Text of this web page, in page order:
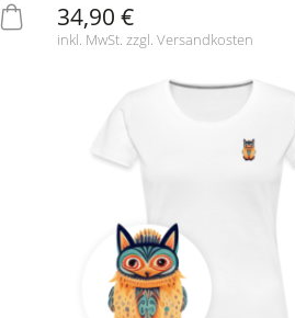
34,90 €
inkl. MwSt. zzgl. Versandkosten